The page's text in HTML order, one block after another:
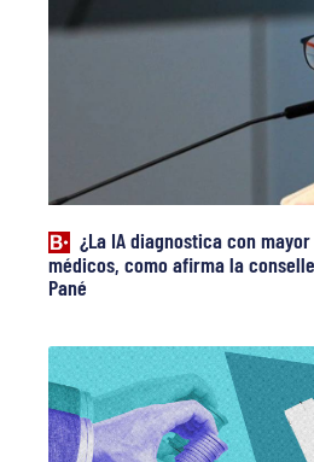
¿La IA diagnostica con
médicos, como afirma la
Pané